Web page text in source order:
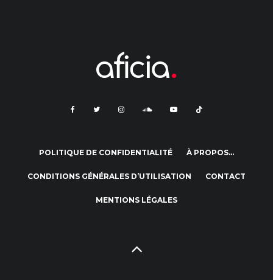
POLITIQUE DE CONFIDENTIALITÉ À PROPOS…
CONDITIONS GÉNÉRALES D’UTILISATION CONTACT
MENTIONS LÉGALES